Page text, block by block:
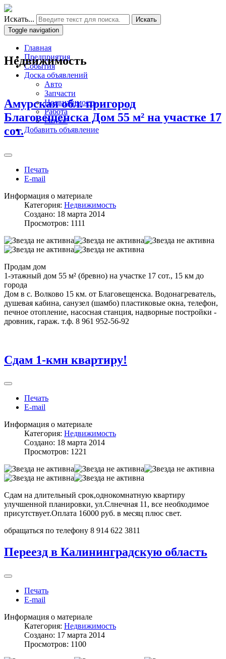
Искать...
Искать
Toggle navigation
Главная
Предприятия
События
Доска объявлений
Авто
Запчасти
Недвижимость
Работа
Разное
Добавить объявление
Недвижимость
Амурская обл. пригород
Благовещенска Дом 55 м² на участке 17
сот.
Печать
E-mail
Информация о материале
Категория: Недвижимость
Создано: 18 марта 2014
Просмотров: 1111
Продам дом
1-этажный дом 55 м² (бревно) на участке 17 сот., 15 км до
города
Дом в с. Волково 15 км. от Благовещенска. Водонагреватель,
душевая кабина, санузел (шамбо) пластиковые окна, телефон,
печное отопление, насосная станция, надворные постройки -
дровник, гараж. т.ф. 8 961 952-56-92
Сдам 1-кмн квартиру!
Печать
E-mail
Информация о материале
Категория: Недвижимость
Создано: 18 марта 2014
Просмотров: 1221
Сдам на длительный срок,однокомнатную квартиру
улучшенной планировки, ул.Слнечная 11, все необходимое
присутствует.Оплата 16000 руб. в месяц плюс свет.
обращаться по телефону 8 914 622 3811
Переезд в Калининградскую область
Печать
E-mail
Информация о материале
Категория: Недвижимость
Создано: 17 марта 2014
Просмотров: 1100